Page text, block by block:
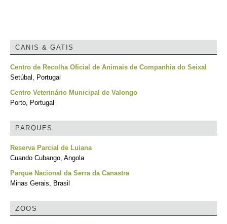
CANIS & GATIS
Centro de Recolha Oficial de Animais de Companhia do Seixal
Setúbal, Portugal
Centro Veterinário Municipal de Valongo
Porto, Portugal
PARQUES
Reserva Parcial de Luiana
Cuando Cubango, Angola
Parque Nacional da Serra da Canastra
Minas Gerais, Brasil
ZOOS